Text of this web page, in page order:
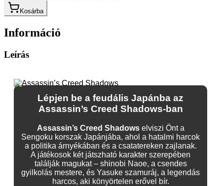
Kosárba
Információ
Leírás
Lépjen be a feudális Japánba az
Assassin’s Creed Shadows-ban
Assassin’s Creed Shadowselviszi Önt a
Sengoku korszak Japánjába, ahol a hatalmi harcok
a politika árnyékában és a csatatereken zajlanak.
A játékosok két játszható karakter szerepében
találják magukat – shinobi Naoe, a csendes
gyilkolás mestere, és Yasuke szamuráj, a legendás
harcos, aki könyörtelen erővel bír.